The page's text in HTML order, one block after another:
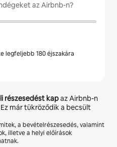
az Airbnb-n?
legfeljebb 180 éjszakára
részesedést kapaz Airbnb-n
már tükröződik a becsült
a bevételrészesedés, valamint
illetve a helyi előírások